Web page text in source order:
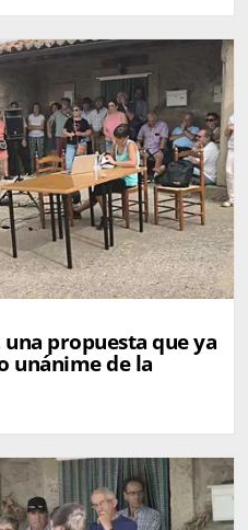
propuesta que ya
unánime de la